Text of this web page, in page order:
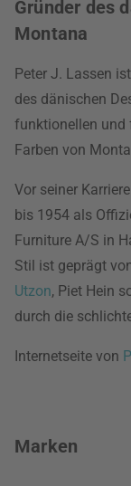
Gründer des
Montana
Peter J. Lassen
des dänischen
funktionellen und
Farben von
Vor seiner
bis 1954 als
Furniture A/S in
Stil ist geprägt
Utzon, Piet Hein
durch die
Internetseite von
Marken